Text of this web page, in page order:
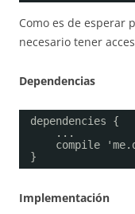
Como es de esperar
necesario tener
Dependencias
dependencies {
...
compile
}
Implementación